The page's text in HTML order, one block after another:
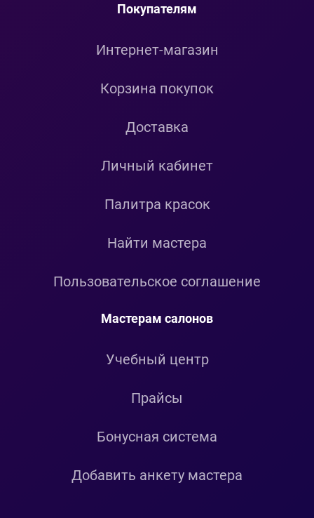
Покупателям
Интернет-магазин
Корзина покупок
Доставка
Личный кабинет
Палитра красок
Найти мастера
Пользовательское соглашение
Мастерам салонов
Учебный центр
Прайсы
Бонусная система
Добавить анкету мастера